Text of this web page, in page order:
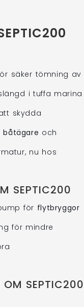
säker tömning av
i tuffa marina
skydda
båtägare och
nu hos
SEPTIC200
för flytbryggor
för mindre
OM SEPTIC200